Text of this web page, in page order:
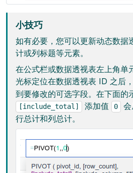
小技巧
如有必要，您可以更新动态数据
计或列标题等元素。
在公式栏或数据透视表左上角单
光标定位在数据透视表 ID 之后
到要修改的可选字段。在下面的
[include_total] 添加值 0
行总计和列总计。